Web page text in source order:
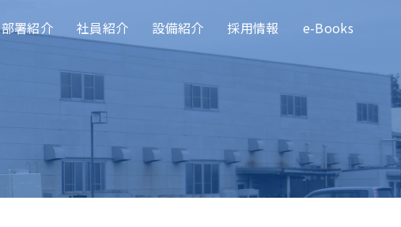
部署紹介 社員紹介 設備紹介 採用情報 e-Books